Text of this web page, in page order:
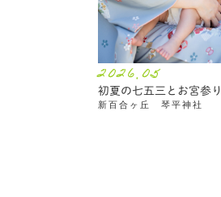
2026.05
初夏の七五三とお宮参り
新百合ヶ丘 琴平神社